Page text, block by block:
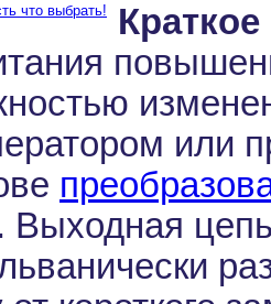
или
Выходная